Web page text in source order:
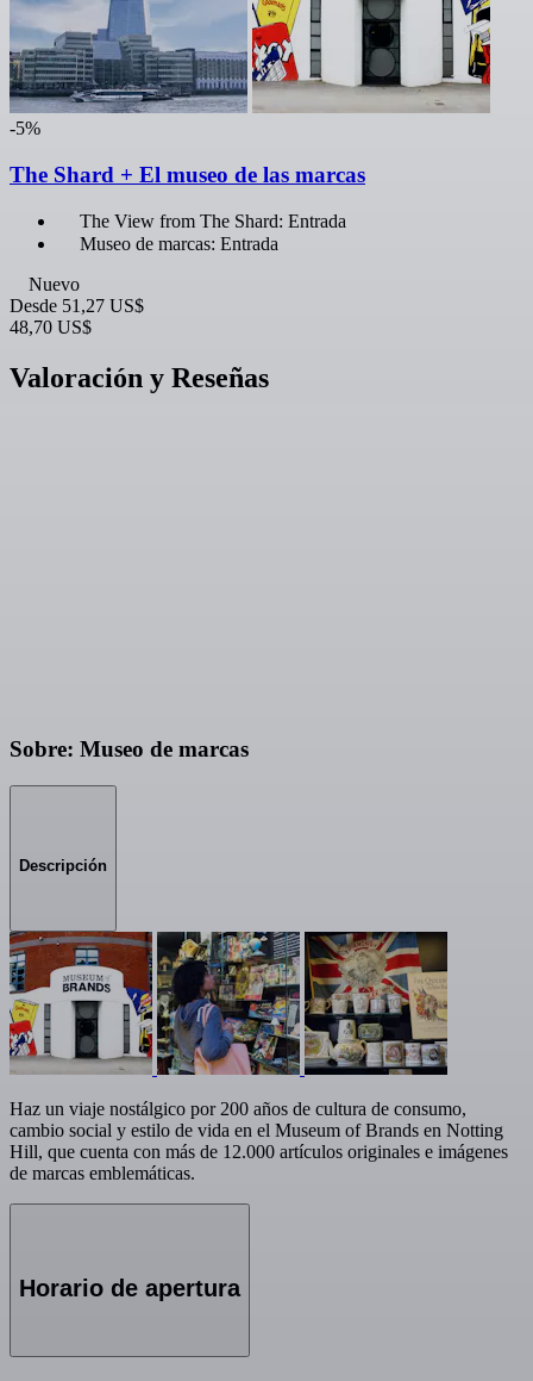
-5%
The Shard + El museo de las marcas
The View from The Shard: Entrada
Museo de marcas: Entrada
Nuevo
Desde 51,27 US$
48,70 US$
Valoración y Reseñas
Sobre: Museo de marcas
Descripción
Haz un viaje nostálgico por 200 años de cultura de consumo,
cambio social y estilo de vida en el Museum of Brands en Notting
Hill, que cuenta con más de 12.000 artículos originales e imágenes
de marcas emblemáticas.
Horario de apertura